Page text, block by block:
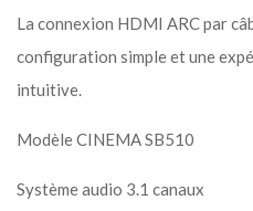
La connexion HDMI ARC par
configuration simple et une
intuitive.
Modèle CINEMA SB510
Système audio 3.1 canaux